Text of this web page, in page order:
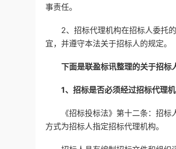
事责任。
2、招标代理机构在招标人委托的
宜，并遵守本法关于招标人的规定。
下面是联盈标讯整理的关于招标
1、招标是否必须经过招标代理机
《招标投标法》第十二条：招标
方式为招标人指定招标代理机构。